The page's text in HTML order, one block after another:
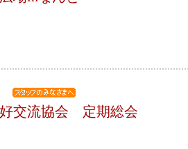
交流協会 定期総会